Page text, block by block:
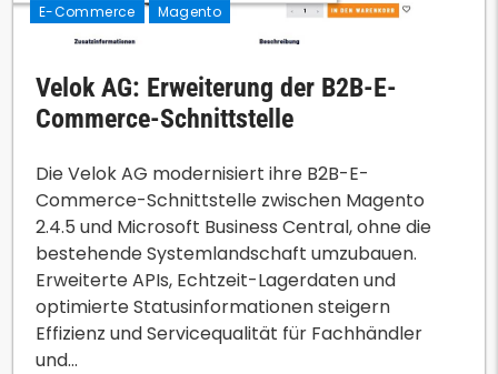
E-Commerce Magento
Velok AG: Erweiterung der B2B-E-
Commerce-Schnittstelle
Die Velok AG modernisiert ihre B2B-E-
Commerce-Schnittstelle zwischen Magento
2.4.5 und Microsoft Business Central, ohne die
bestehende Systemlandschaft umzubauen.
Erweiterte APIs, Echtzeit-Lagerdaten und
optimierte Statusinformationen steigern
Effizienz und Servicequalität für Fachhändler
und...